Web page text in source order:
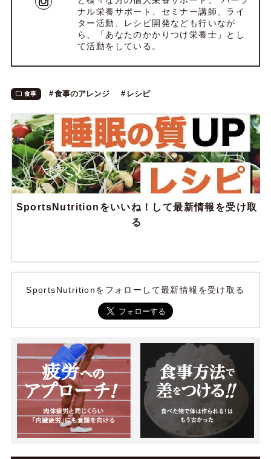
ナル栄養サポート、セミナー講師、ライ
ター活動、レシピ開発なども行いなが
ら、「あなたのかかりつけ栄養士」とし
て活動をしている。
食事 食事のアレンジ レシピ
SportsNutritionをいいね！して最新情報を受け取
る
SportsNutritionをフォローして最新情報を受け取る